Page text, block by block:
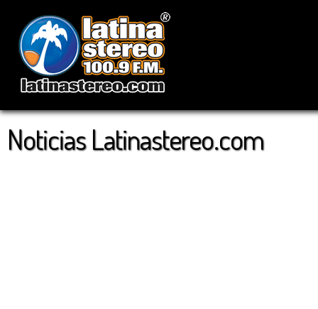
Noticias Latinastereo.com